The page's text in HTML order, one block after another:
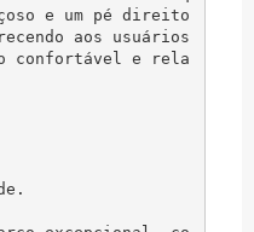
e um pé direito
aos usuários
confortável e rela